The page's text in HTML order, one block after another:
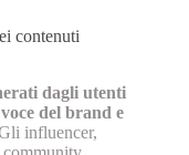
contenuti
dagli utenti
del brand e
influencer,